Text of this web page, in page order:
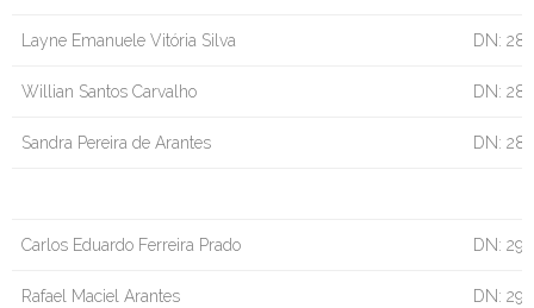
Layne Emanuele Vitória Silva DN:
Willian Santos Carvalho DN:
Sandra Pereira de Arantes DN:
Carlos Eduardo Ferreira Prado DN:
Rafael Maciel Arantes DN: